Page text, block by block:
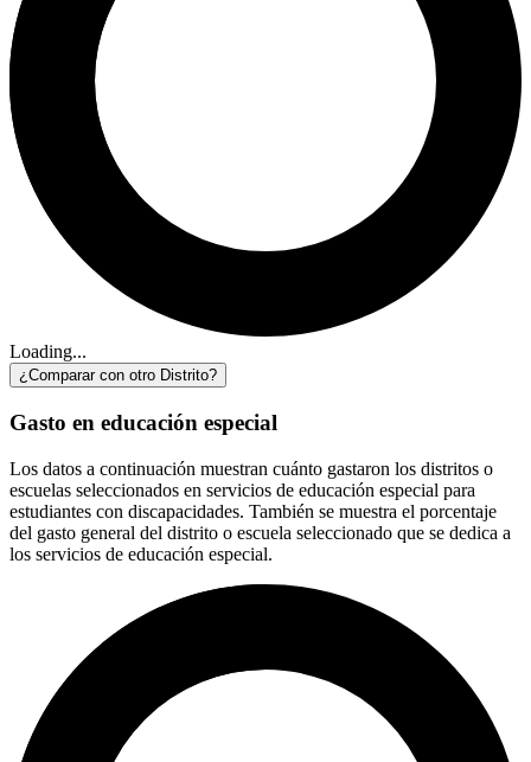
Loading...
¿Comparar con otro Distrito?
Gasto en educación especial
Los datos a continuación muestran cuánto gastaron los distritos o
escuelas seleccionados en servicios de educación especial para
estudiantes con discapacidades. También se muestra el porcentaje
del gasto general del distrito o escuela seleccionado que se dedica a
los servicios de educación especial.